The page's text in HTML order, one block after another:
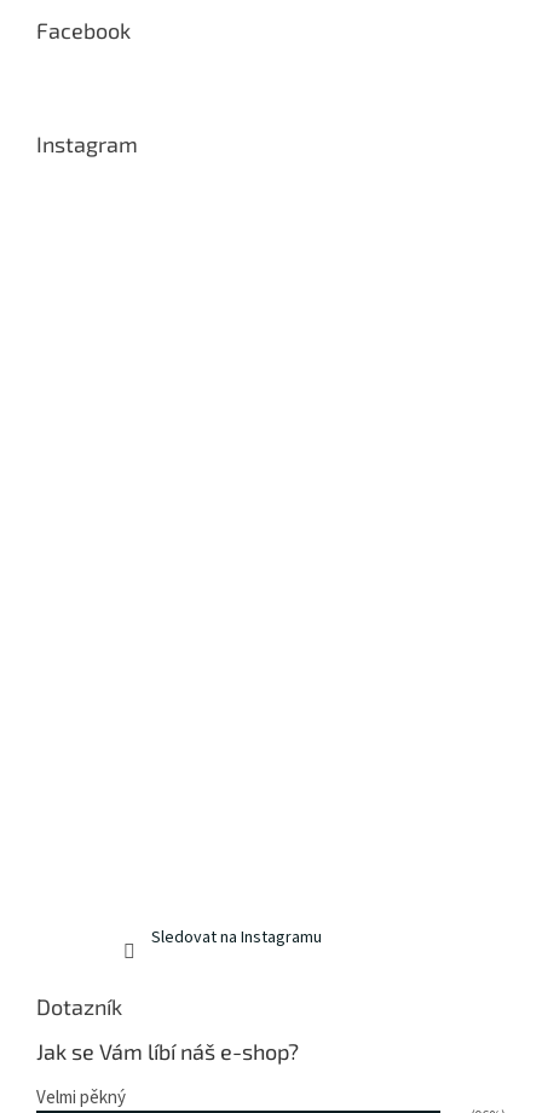
Facebook
Instagram
Sledovat na Instagramu
Dotazník
Jak se Vám líbí náš e-shop?
Velmi pěkný